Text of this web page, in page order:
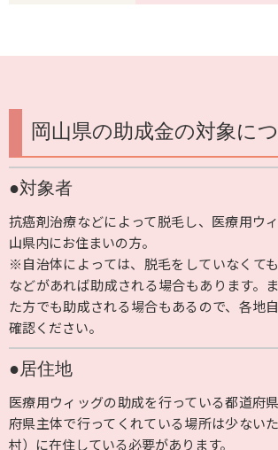
岡山県の助成金の対象に
●対象者
抗癌剤治療などによって脱毛し、医療用ウ
山県内にお住まいの方。
※自治体によっては、脱毛をしていなくて
などがあれば助成される場合もあります。
た方でも助成される場合もあるので、各地
確認ください。
●居住地
医療用ウィッグの助成を行っている都道府
府県主体で行ってくれている場所は少ない
村）に在住している必要があります。